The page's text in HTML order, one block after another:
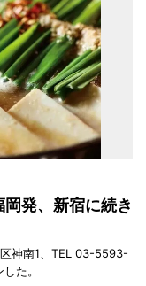
発、新宿に続き
神南1、TEL 03-5593-
た。